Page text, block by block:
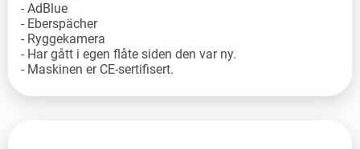
- AdBlue
- Eberspächer
- Ryggekamera
- Har gått i egen flåte siden den var ny.
- Maskinen er CE-sertifisert.